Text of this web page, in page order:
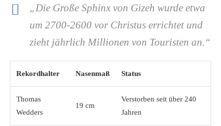
„Die Große Sphinx von Gizeh wurde etwa
um 2700-2600 vor Christus errichtet und
zieht jährlich Millionen von Touristen an.“
Rekordhalter Nasenmaß Status
Thomas
Wedders
19 cm
Verstorben seit über 240
Jahren